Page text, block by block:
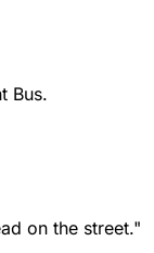
Bus.
on the street."